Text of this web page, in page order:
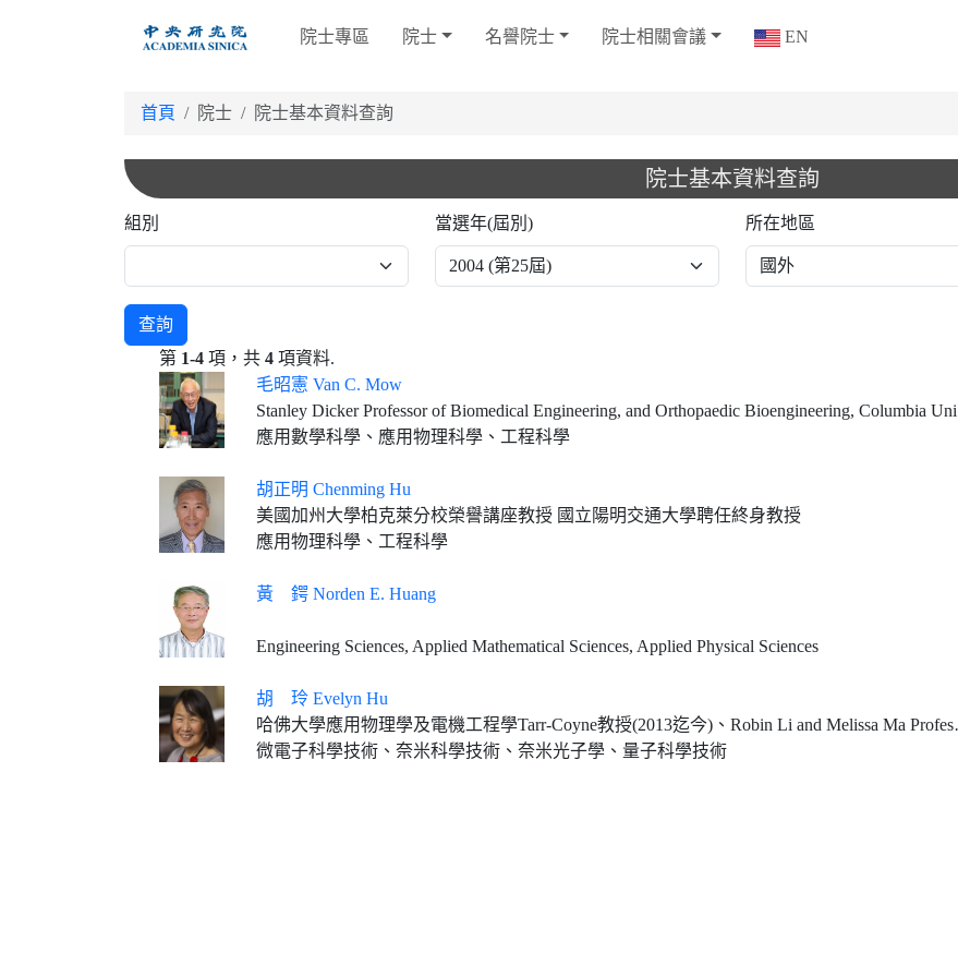
院士專區 院士 名譽院士 院士相關會議 EN
首頁 院士 院士基本資料查詢
院士基本資料查詢
組別 當選年(屆別) 所在地區
查詢
第 1-4 項，共 4 項資料.
毛昭憲 Van C. Mow
Stanley Dicker Professor of Biomedical Engineering, and Orthopaedic Bioengineering, Columbia University
應用數學科學、應用物理科學、工程科學
胡正明 Chenming Hu
美國加州大學柏克萊分校榮譽講座教授 國立陽明交通大學聘任終身教授
應用物理科學、工程科學
黃 鍔 Norden E. Huang
Engineering Sciences, Applied Mathematical Sciences, Applied Physical Sciences
胡 玲 Evelyn Hu
哈佛大學應用物理學及電機工程學Tarr-Coyne教授(2013迄今)、Robin Li and Melissa Ma Professor of Arts and Sciences (2013)
微電子科學技術、奈米科學技術、奈米光子學、量子科學技術